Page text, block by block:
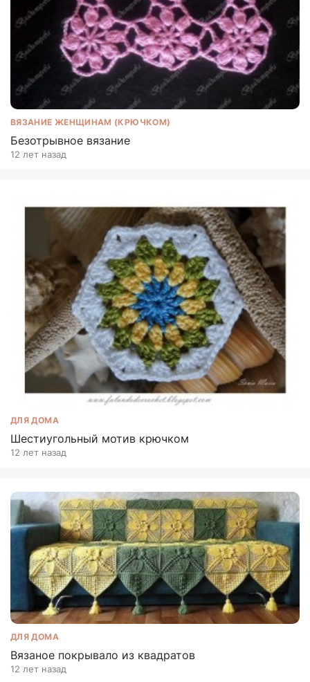
ВЯЗАНИЕ ЖЕНЩИНАМ (КРЮЧКОМ)
Безотрывное вязание
12 лет назад
ДЛЯ ДОМА
Шестиугольный мотив крючком
12 лет назад
ДЛЯ ДОМА
Вязаное покрывало из квадратов
12 лет назад